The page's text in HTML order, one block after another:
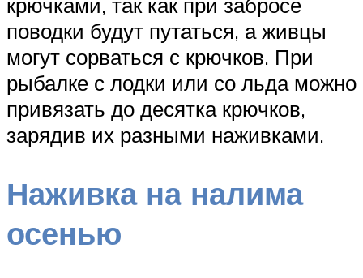
крючками, так как при забросе
поводки будут путаться, а живцы
могут сорваться с крючков. При
рыбалке с лодки или со льда можно
привязать до десятка крючков,
зарядив их разными наживками.
Наживка на налима
осенью